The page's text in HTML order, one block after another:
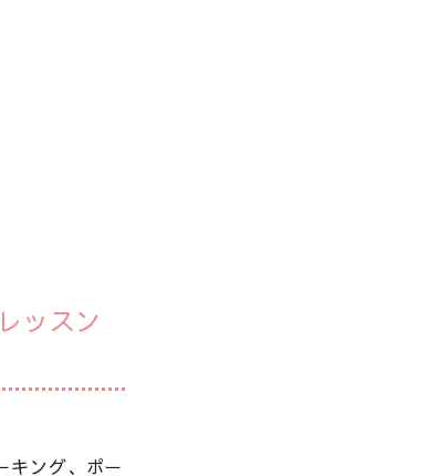
ッスン
キング、ポー